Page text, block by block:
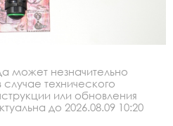
может незначительно
случае технического
или обновления
до 2026.08.09 10:20